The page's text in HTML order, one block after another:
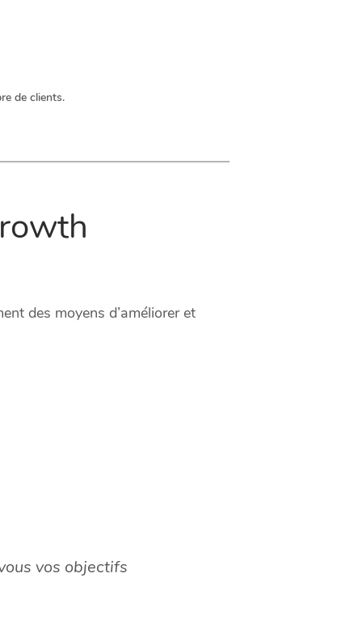
de clients.
des moyens d’améliorer et
vos objectifs